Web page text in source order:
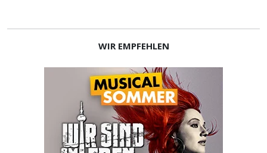
WIR EMPFEHLEN